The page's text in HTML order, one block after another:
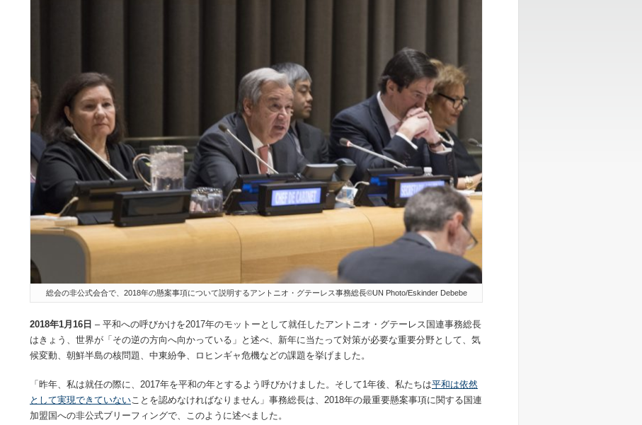
総会の非公式会合で、2018年の懸案事項について説明するアントニオ・グテーレス事務総長©UN Photo/Eskinder Debebe
2018年1月 16日 – 平和への呼びかけを2017年のモットーとして就任したアントニオ・グテーレス国連事務総長
はきょう、世界が「その逆の方向へ向かっている」と述べ、新年に当たって対策が必要な重要分野として、気
候変動、朝鮮半島の核問題、中東紛争、ロヒンギャ危機などの課題を挙げました。
「昨年、私は就任の際に、2017年を平和の年とするよう呼びかけました。そして1年後、私たちは平和は依然
として実現できていない ことを認めなければなりません」事務総長は、2018年の最重要懸案事項に関する国連
加盟国への非公式ブリーフィングで、このように述べました。